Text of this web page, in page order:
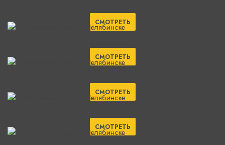
СМОТРЕТЬ
СМОТРЕТЬ
СМОТРЕТЬ
СМОТРЕТЬ